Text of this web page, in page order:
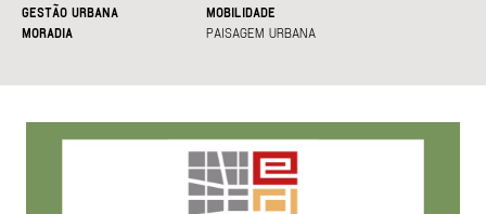
GESTÃO URBANA
MOBILIDADE
MORADIA
PAISAGEM URBANA